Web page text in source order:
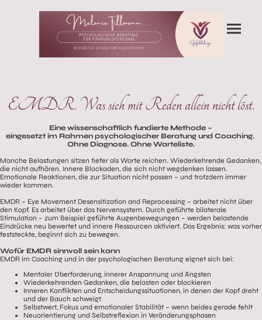
EMDR. Was sich mit Reden allein nicht löst.
Eine wissenschaftlich fundierte Methode –
eingesetzt im Rahmen psychologischer Beratung und Coaching.
Ohne Diagnose. Ohne Warteliste.
Manche Belastungen sitzen tiefer als Worte reichen. Wiederkehrende Gedanken,
die nicht aufhören. Innere Blockaden, die sich nicht wegdenken lassen.
Emotionale Reaktionen, die zur Situation nicht passen – und trotzdem immer
wieder kommen.
EMDR – Eye Movement Desensitization and Reprocessing – arbeitet nicht über
den Kopf. Es arbeitet über das Nervensystem. Durch geführte bilaterale
Stimulation – zum Beispiel geführte Augenbewegungen – werden belastende
Eindrücke neu bewertet und innere Ressourcen aktiviert. Das Ergebnis: was vorher
feststeckte, beginnt sich zu bewegen.
Wofür EMDR sinnvoll sein kann
EMDR im Coaching und in der psychologischen Beratung eignet sich bei:
Mentaler Überforderung, innerer Anspannung und Ängsten
Wiederkehrenden Gedanken, die belasten oder blockieren
Inneren Konflikten und Entscheidungssituationen, in denen der Kopf dreht
und der Bauch schweigt
Selbstwert, Fokus und emotionaler Stabilität – wenn beides gerade fehlt
Neuorientierung und Selbstreflexion in Veränderungsphasen